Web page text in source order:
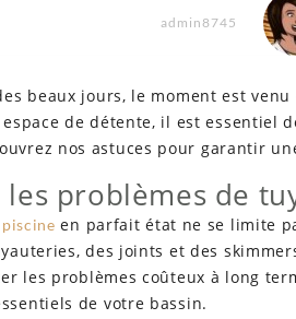
admin8745
beaux jours, le moment est
de détente, il est essentiel
nos astuces pour garantir
les problèmes de
piscine en parfait état ne se limite
des joints et des
les problèmes coûteux à long
de votre bassin.